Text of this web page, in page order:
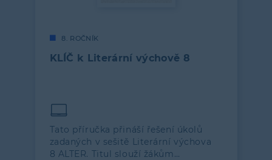
8. ROČNÍK
KLÍČ k Literární výchově 8
Tato příručka přináší řešení úkolů
zadaných v sešitě Literární výchova
8 ALTER. Titul slouží žákům…